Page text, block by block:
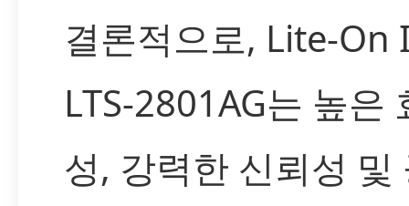
결론적으로, Lite-On
LTS-2801AG는 높은
성, 강력한 신뢰성 및